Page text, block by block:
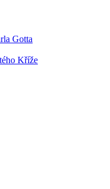
Gotta
Kříže